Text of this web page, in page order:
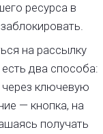
ресурса в
на рассылку
два способа:
через ключевую
— кнопка, на
получать